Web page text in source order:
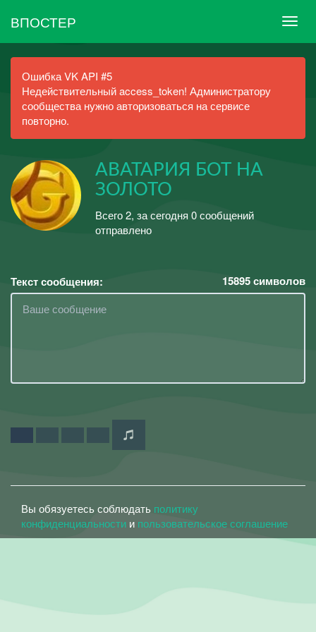
ВПОСТЕР
Ошибка VK API #5
Недействительный access_token! Администратору
сообщества нужно авторизоваться на сервисе
повторно.
АВАТАРИЯ БОТ НА
ЗОЛОТО
Всего 2, за сегодня 0 сообщений
отправлено
Текст сообщения: 15895символов
Вы обязуетесь соблюдать политику
конфиденциальности и пользовательское соглашение